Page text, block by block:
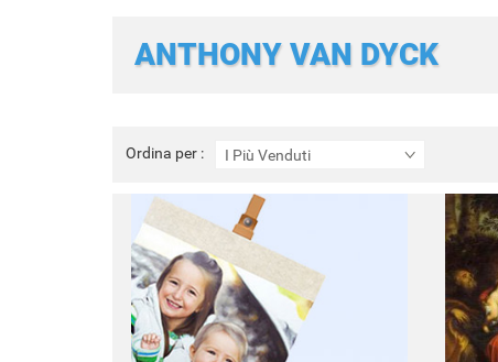
ANTHONY VAN DYCK
Ordina per : I Più Venduti
Ordina
per